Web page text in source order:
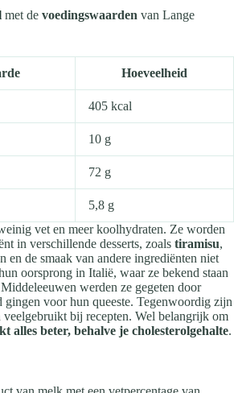
met de voedingswaarden van Lange
Hoeveelheid
405 kcal
10 g
72 g
5,8 g
vet en meer koolhydraten. Ze worden
in verschillende desserts, zoals tiramisu,
en de smaak van andere ingrediënten niet
oorsprong in Italië, waar ze bekend staan
werden ze gegeten door
gingen voor hun queeste. Tegenwoordig zijn
bij recepten. Wel belangrijk om
alles beter, behalve je cholesterolgehalte.